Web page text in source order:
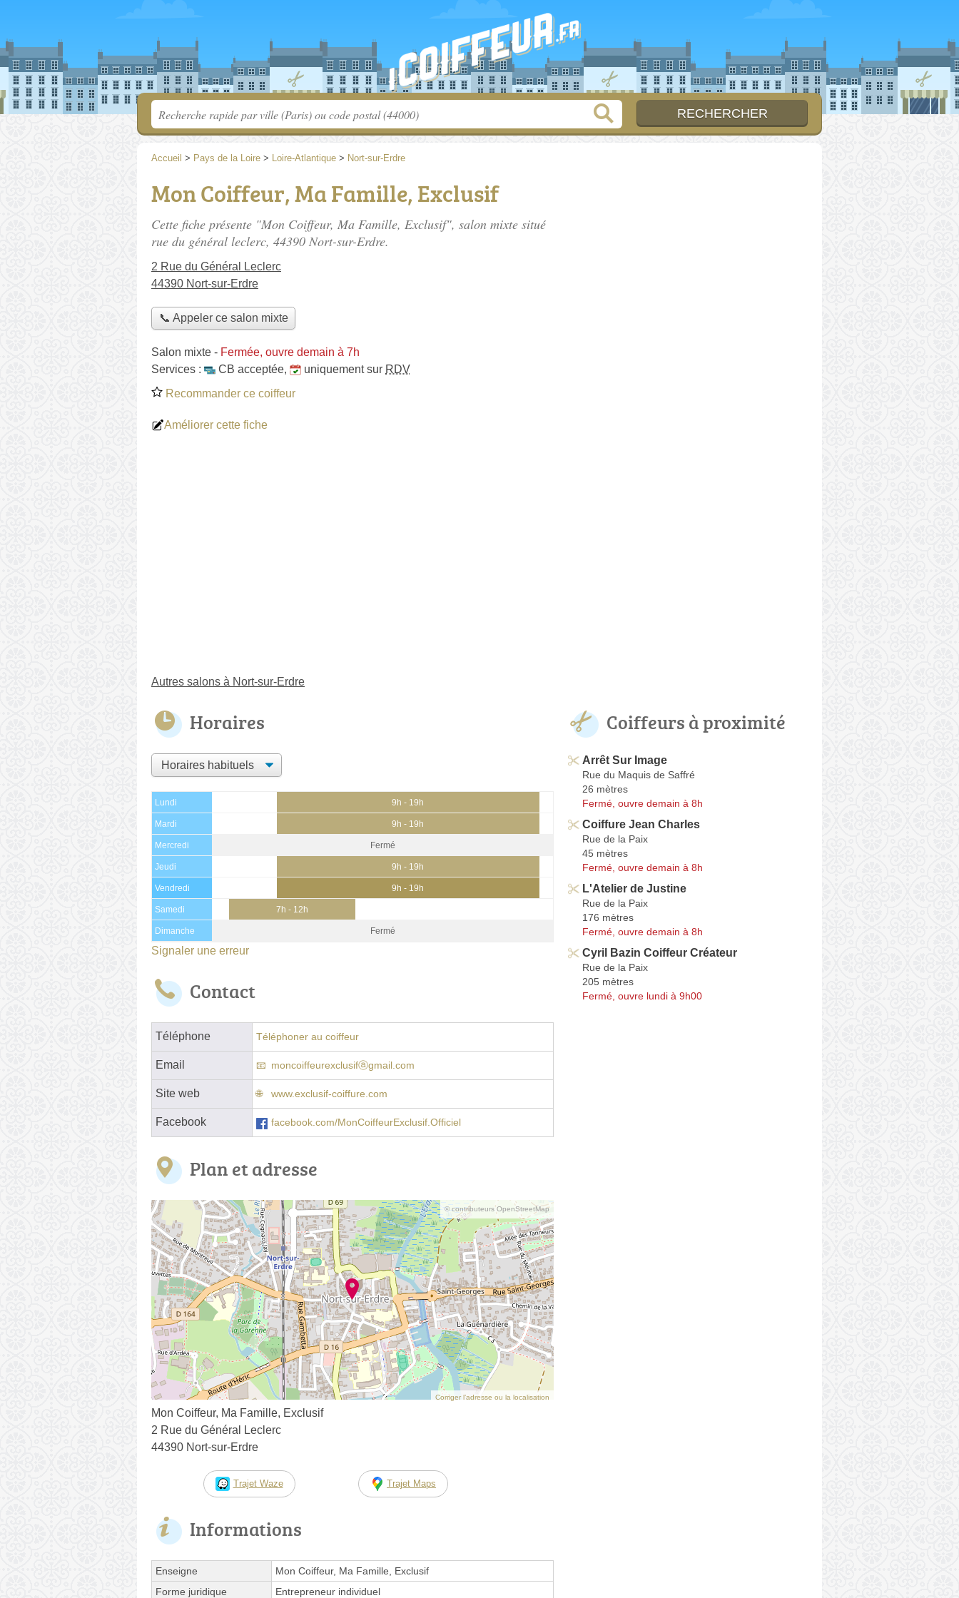
Accueil > Pays de la Loire > Loire-Atlantique > Nort-sur-Erdre
Mon Coiffeur, Ma Famille, Exclusif
Cette fiche présente "Mon Coiffeur, Ma Famille, Exclusif", salon mixte situé
rue du général leclerc, 44390 Nort-sur-Erdre.
2 Rue du Général Leclerc
44390 Nort-sur-Erdre
📞 Appeler ce salon mixte
Salon mixte - Fermée, ouvre demain à 7h
Services :
CB acceptée, uniquement sur RDV
Recommander ce coiffeur
Améliorer cette fiche
Autres salons à Nort-sur-Erdre
Horaires
Lundi 9h - 19h
Mardi 9h - 19h
Mercredi Fermé
Jeudi 9h - 19h
Vendredi 9h - 19h
Samedi 7h - 12h
Dimanche Fermé
Signaler une erreur
Contact
Téléphone Téléphoner au coiffeur
Email moncoiffeurexclusifⓐgmail.com
Site web www.exclusif-coiffure.com
Facebook facebook.com/MonCoiffeurExclusif.Officiel
Plan et adresse
© contributeurs OpenStreetMap
Corriger l’adresse ou la localisation
Mon Coiffeur, Ma Famille, Exclusif
2 Rue du Général Leclerc
44390 Nort-sur-Erdre
Trajet Waze Trajet Maps
Informations
Enseigne
Mon Coiffeur, Ma Famille, Exclusif
Forme juridique
Entrepreneur individuel
Coiffeurs à proximité
Arrêt Sur Image
Rue du Maquis de Saffré
26 mètres
Fermé, ouvre demain à 8h
Coiffure Jean Charles
Rue de la Paix
45 mètres
Fermé, ouvre demain à 8h
L'Atelier de Justine
Rue de la Paix
176 mètres
Fermé, ouvre demain à 8h
Cyril Bazin Coiffeur Créateur
Rue de la Paix
205 mètres
Fermé, ouvre lundi à 9h00